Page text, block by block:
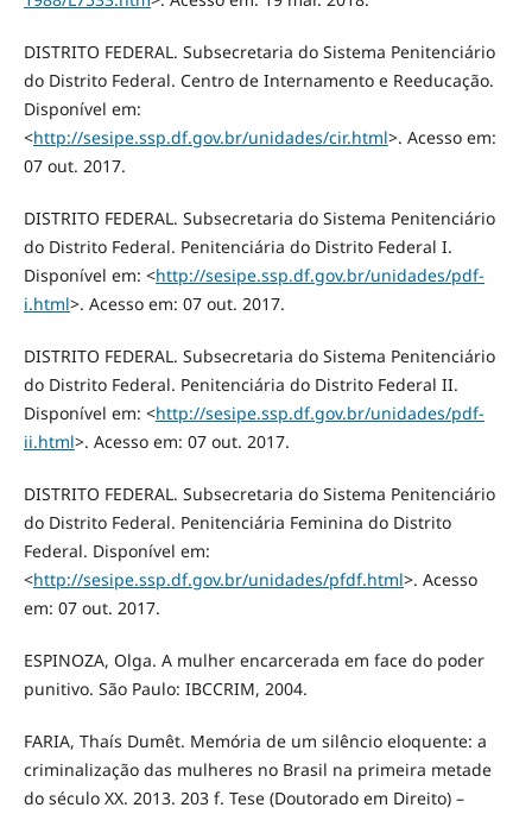
DISTRITO FEDERAL. Subsecretaria do Sistema Penitenciário
do Distrito Federal. Centro de Internamento e Reeducação.
Disponível em:
<http://sesipe.ssp.df.gov.br/unidades/cir.html>. Acesso em:
07 out. 2017.
DISTRITO FEDERAL. Subsecretaria do Sistema Penitenciário
do Distrito Federal. Penitenciária do Distrito Federal I.
Disponível em: <http://sesipe.ssp.df.gov.br/unidades/pdf-
i.html>. Acesso em: 07 out. 2017.
DISTRITO FEDERAL. Subsecretaria do Sistema Penitenciário
do Distrito Federal. Penitenciária do Distrito Federal II.
Disponível em: <http://sesipe.ssp.df.gov.br/unidades/pdf-
ii.html>. Acesso em: 07 out. 2017.
DISTRITO FEDERAL. Subsecretaria do Sistema Penitenciário
do Distrito Federal. Penitenciária Feminina do Distrito
Federal. Disponível em:
<http://sesipe.ssp.df.gov.br/unidades/pfdf.html>. Acesso
em: 07 out. 2017.
ESPINOZA, Olga. A mulher encarcerada em face do poder
punitivo. São Paulo: IBCCRIM, 2004.
FARIA, Thaís Dumêt. Memória de um silêncio eloquente: a
criminalização das mulheres no Brasil na primeira metade
do século XX. 2013. 203 f. Tese (Doutorado em Direito) –